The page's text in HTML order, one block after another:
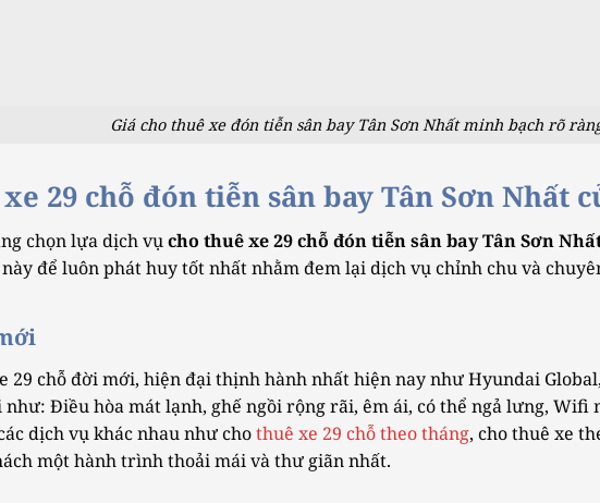
Giá cho thuê xe đón tiễn sân bay Tân Sơn Nhất minh bạch rõ
29 chỗ đón tiễn sân bay Tân Sơn Nhất
chọn lựa dịch vụcho thuê xe 29 chỗ đón tiễn sân bay Tân Sơn
để luôn phát huy tốt nhất nhằm đem lại dịch vụ chỉnh chu và
29 chỗ đời mới, hiện đại thịnh hành nhất hiện nay như Hyundai
Điều hòa mát lạnh, ghế ngồi rộng rãi, êm ái, có thể ngả lưng, Wifi
dịch vụ khác nhau như chothuê xe 29 chỗ theo tháng, cho thuê xe
một hành trình thoải mái và thư giãn nhất.